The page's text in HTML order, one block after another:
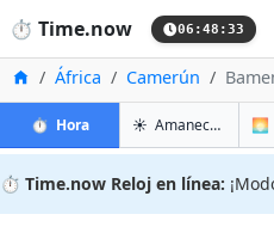
⏱️ Time.now 06:48:34
InicioÁfrica Camerún
⏱️ Horaen Bamenda
☀️ Amanecer y atardecer 🌅
⏱️ Time.now Reloj en línea: